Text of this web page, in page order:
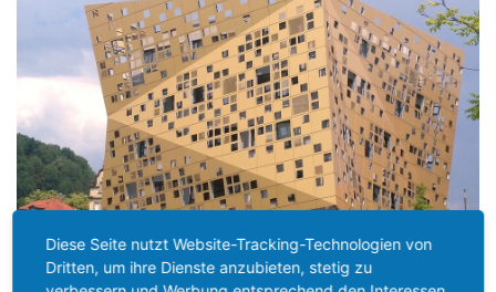
Diese Seite nutzt Website-Tracking-Technologien von
Dritten, um ihre Dienste anzubieten, stetig zu